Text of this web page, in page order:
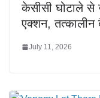
केसीसी घोटाले से
एक्शन,
July 11, 2026